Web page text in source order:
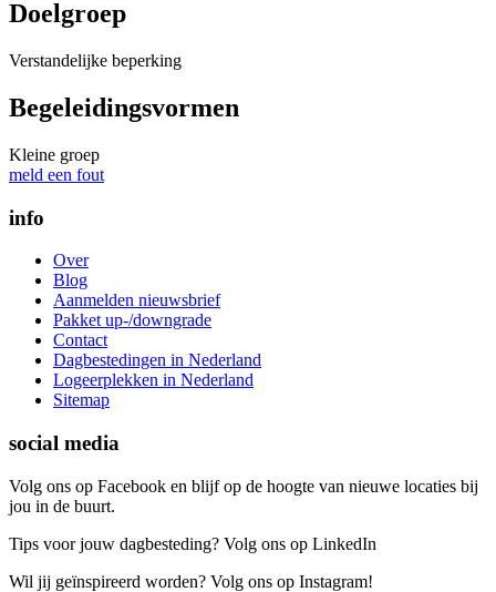
Doelgroep
Verstandelijke beperking
Begeleidingsvormen
Kleine groep
meld een fout
info
Over
Blog
Aanmelden nieuwsbrief
Pakket up-/downgrade
Contact
Dagbestedingen in Nederland
Logeerplekken in Nederland
Sitemap
social media
Volg ons op Facebook en blijf op de hoogte van nieuwe locaties bij
jou in de buurt.
Tips voor jouw dagbesteding? Volg ons op LinkedIn
Wil jij geïnspireerd worden? Volg ons op Instagram!